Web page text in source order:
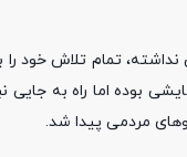
تمام تلاش خود
بوده اما راه به
مردمی پیدا شد.